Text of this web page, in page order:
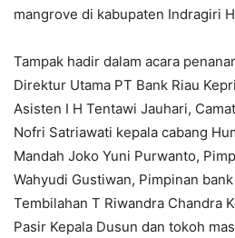
mangrove di kabupaten Indragiri
Tampak hadir dalam acara
Direktur Utama PT Bank Riau
Asisten I H Tentawi Jauhari,
Nofri Satriawati kepala cabang
Mandah Joko Yuni Purwanto,
Wahyudi Gustiwan, Pimpinan
Tembilahan T Riwandra Chandra
Pasir Kepala Dusun dan tokoh